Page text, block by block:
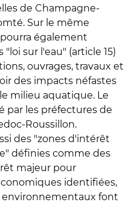
de Champagne-
Sur le même
également
sur l'eau" (article 15)
ouvrages, travaux et
des impacts néfastes
milieu aquatique. Le
par les préfectures de
Roussillon.
des "zones d'intérêt
définies comme des
majeur pour
identifiées,
environnementaux font